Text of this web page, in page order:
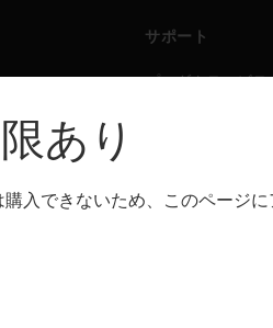
ョン
サポート
プロダクティビテ
あり
入できないため、このページに